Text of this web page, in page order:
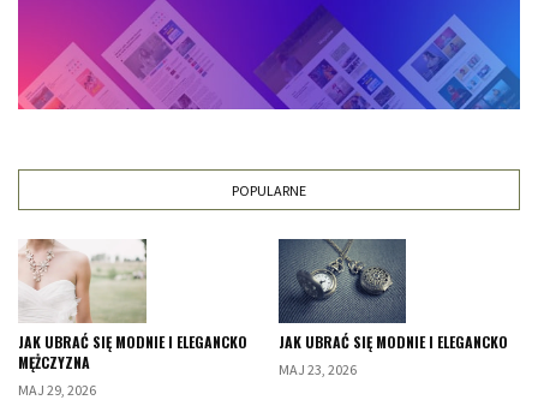
POPULARNE
JAK UBRAĆ SIĘ MODNIE I ELEGANCKO
MĘŻCZYZNA
MAJ 29, 2026
JAK UBRAĆ SIĘ MODNIE I ELEGANCKO
MAJ 23, 2026